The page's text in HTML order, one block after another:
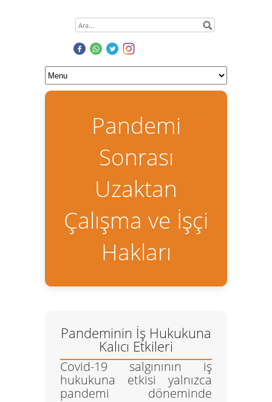
Pandemi
Sonrası
Uzaktan
Çalışma ve İşçi
Hakları
Pandeminin İş Hukukuna
Kalıcı Etkileri
Covid-19 salgınının iş
hukukuna etkisi yalnızca
pandemi döneminde